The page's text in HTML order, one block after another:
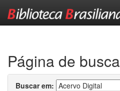
Página de busca
Buscar em: